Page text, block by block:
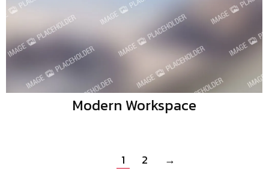
Modern Workspace
1 2 →